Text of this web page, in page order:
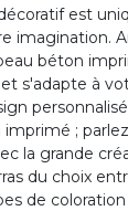
est
imagination.
béton
s'adapte à
;
la grande
du choix
de